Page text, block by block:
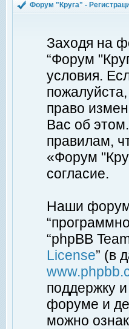
Форум "Круга" -
Заходя на
“Форум
условия.
право
Вас об
правилам,
«Форум
согласие.
Наши
“phpBB
License” (в
поддержку
форуме и
можно